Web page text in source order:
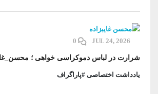
JUL 24, 2026
0
شرارت در لباس دموکراسی‌ خواهی ؛
یادداشت اختصاصی #پاراگراف